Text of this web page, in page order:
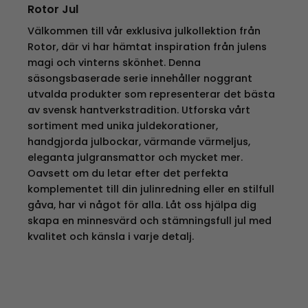
Rotor Jul
Välkommen till vår exklusiva julkollektion från
Rotor, där vi har hämtat inspiration från julens
magi och vinterns skönhet. Denna
säsongsbaserade serie innehåller noggrant
utvalda produkter som representerar det bästa
av svensk hantverkstradition. Utforska vårt
sortiment med unika juldekorationer,
handgjorda julbockar, värmande värmeljus,
eleganta julgransmattor och mycket mer.
Oavsett om du letar efter det perfekta
komplementet till din julinredning eller en stilfull
gåva, har vi något för alla. Låt oss hjälpa dig
skapa en minnesvärd och stämningsfull jul med
kvalitet och känsla i varje detalj.